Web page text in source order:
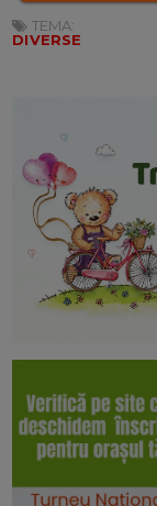
TEMA:
DIVERSE